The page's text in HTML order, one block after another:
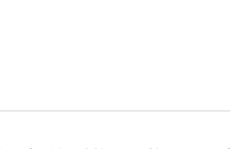
이나 미국은 북한에 선비핵